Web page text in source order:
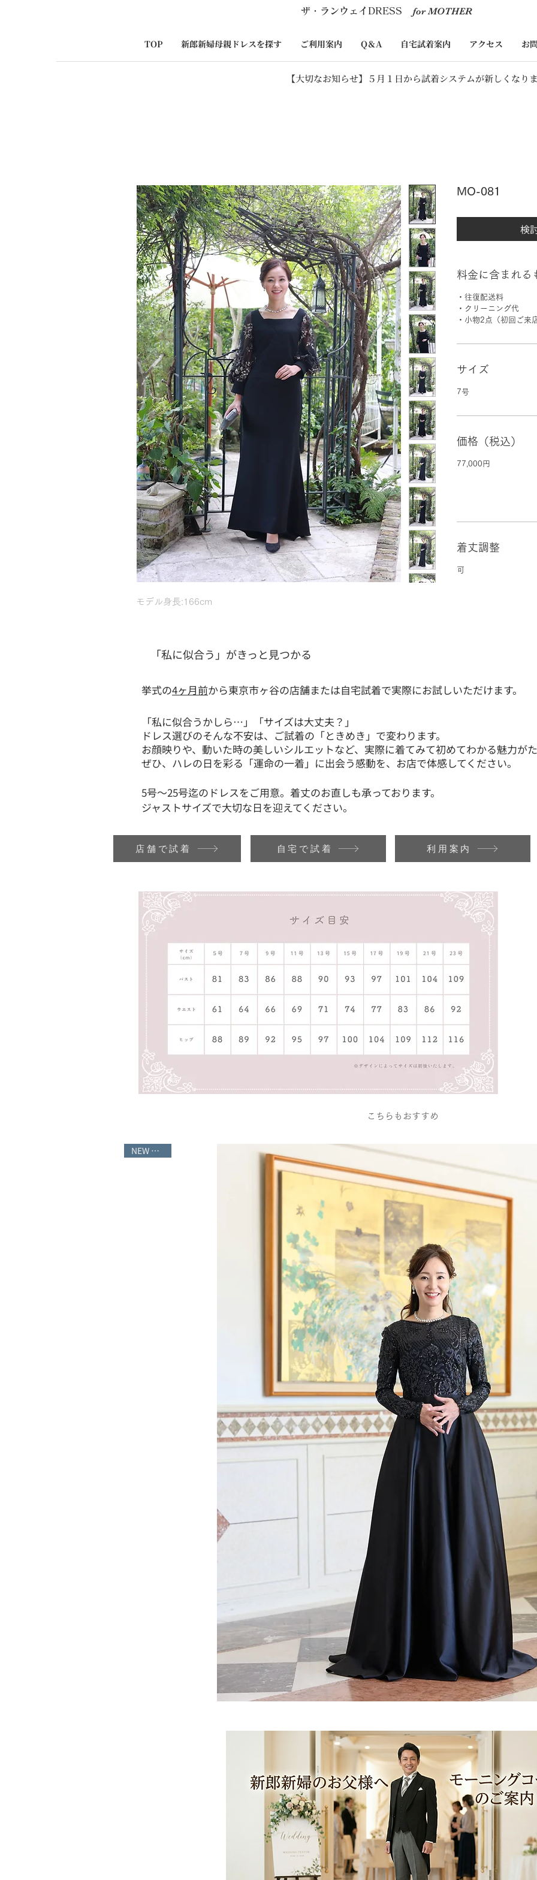
​ザ・ランウェイDRESS for MOTHER
TOP 新郎新婦母親ドレスを探す ご利用案内 Q＆A 自宅試着案内 アクセス お
【大切なお知らせ】５月１日から試着システムが新しくなり
モデル身長:166cm
MO-081
検
料金に含まれる
・往復配送料
・クリーニング代
・小物2点（初回ご来
サイズ
7号
価格（税込）
77,000円
着丈調整
可
「私に似合う」がきっと見つかる
挙式の4ヶ月前から東京市ヶ谷の店舗または自宅試着で実際にお試しいただけます。
「私に似合うかしら…」「サイズは大丈夫？」
ドレス選びのそんな不安は、ご試着の「ときめき」で変わります。
お顔映りや、動いた時の美しいシルエットなど、実際に着てみて初めてわかる魅力が
ぜひ、ハレの日を彩る「運命の一着」に出会う感動を、お店で体感してください。
5号～25号迄のドレスをご用意。​着丈のお直しも承っております。
ジャストサイズで大切な日を迎えてください。
店舗で試着 自宅で試着 利用案内
こちらもおすすめ
NEW サイズ